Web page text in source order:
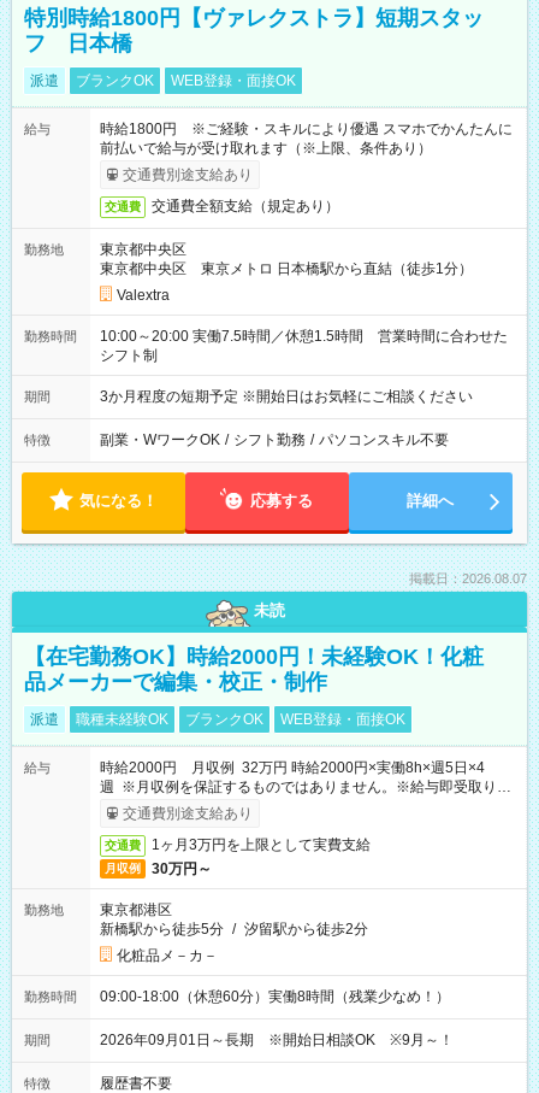
特別時給1800円【ヴァレクストラ】短期スタッ
フ 日本橋
派遣 ブランクOK WEB登録・面接OK
給与
時給1800円 ※ご経験・スキルにより優遇 スマホでかんたんに
前払いで給与が受け取れます（※上限、条件あり）
交通費別途支給あり
交通費 交通費全額支給（規定あり）
勤務地
東京都中央区
東京都中央区 東京メトロ 日本橋駅から直結（徒歩1分）
Valextra
勤務時間
10:00～20:00 実働7.5時間／休憩1.5時間 営業時間に合わせた
シフト制
期間 3か月程度の短期予定 ※開始日はお気軽にご相談ください
特徴 副業・WワークOK / シフト勤務 / パソコンスキル不要
気になる！ 応募する 詳細へ
掲載日：2026.08.07
未読
【在宅勤務OK】時給2000円！未経験OK！化粧
品メーカーで編集・校正・制作
派遣 職種未経験OK ブランクOK WEB登録・面接OK
給与
時給2000円 月収例 32万円 時給2000円×実働8h×週5日×4
週 ※月収例を保証するものではありません。※給与即受取りサ
ービス利用可（利用条件有）
交通費別途支給あり
交通費 1ヶ月3万円を上限として実費支給
月収例 30万円～
勤務地
東京都港区
新橋駅から徒歩5分 / 汐留駅から徒歩2分
化粧品メ－カ－
勤務時間 09:00-18:00（休憩60分）実働8時間（残業少なめ！）
期間 2026年09月01日～長期 ※開始日相談OK ※9月～！
特徴 履歴書不要